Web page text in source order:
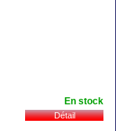
En stock